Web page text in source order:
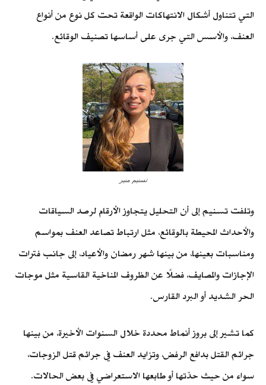
التي تتناول أشكال الانتهاكات الواقعة تحت كل نوع من أنواع
العنف، والأسس التي جرى على أساسها تصنيف الوقائع.
تسنيم منير
وتلفت تسنيم إلى أن التحليل يتجاوز الأرقام لرصد السياقات
والأحداث المحيطة بالوقائع، مثل ارتباط تصاعد العنف بمواسم
ومناسبات بعينها، من بينها شهر رمضان والأعياد، إلى جانب فترات
الإجازات والمصايف، فضلًا عن الظروف المناخية القاسية مثل موجات
الحر الشديد أو البرد القارس.
كما تشير إلى بروز أنماط محددة خلال السنوات الأخيرة، من بينها
جرائم القتل بدافع الرفض، وتزايد العنف في جرائم قتل الزوجات،
سواء من حيث حدّتها أو طابعها الاستعراضي في بعض الحالات.